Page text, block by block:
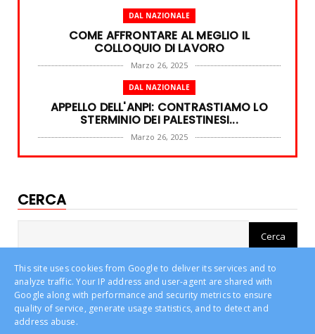
DAL NAZIONALE
COME AFFRONTARE AL MEGLIO IL
COLLOQUIO DI LAVORO
Marzo 26, 2025
DAL NAZIONALE
APPELLO DELL'ANPI: CONTRASTIAMO LO
STERMINIO DEI PALESTINESI...
Marzo 26, 2025
DAL NAZIONALE
Marzo 26, 2025
INIZIATA A BOLOGNA LA CAMPAGNA
REFERENDARIA. LANDINI: "IL VO...
Febbraio 26, 2025
SEGNALI DI RALLENTAMENTO NEL MERCATO
CERCA
This site uses cookies from Google to deliver its services and to
analyze traffic. Your IP address and user-agent are shared with
Google along with performance and security metrics to ensure
quality of service, generate usage statistics, and to detect and
address abuse.